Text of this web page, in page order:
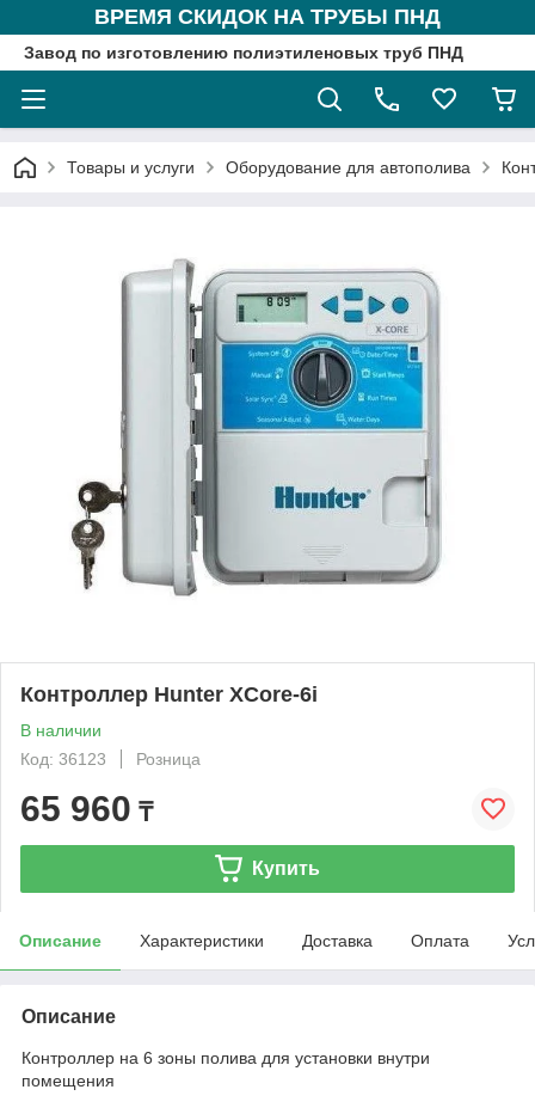
ВРЕМЯ СКИДОК НА ТРУБЫ ПНД
Завод по изготовлению полиэтиленовых труб ПНД
Товары и услуги Оборудование для автополива
Контроллер Hunter XCore-6i
В наличии
Код: 36123
Розница
65 960 ₸
Купить
Описание Характеристики Доставка Оплата
Описание
Контроллер на 6 зоны полива для установки внутри
помещения